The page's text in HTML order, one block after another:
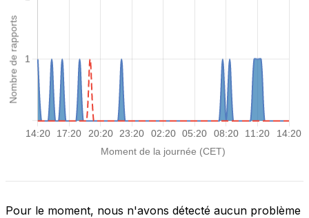
Pour le moment, nous n'avons détecté aucun problème